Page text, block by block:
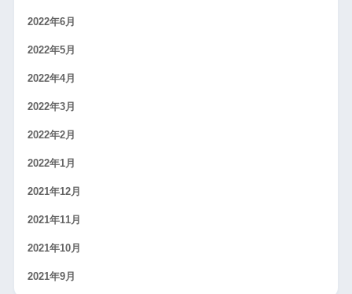
2022年6月
2022年5月
2022年4月
2022年3月
2022年2月
2022年1月
2021年12月
2021年11月
2021年10月
2021年9月